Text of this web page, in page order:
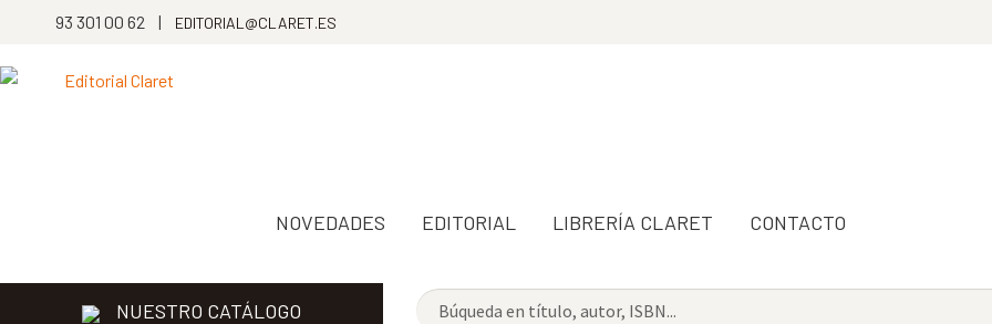
93 301 00 62 | EDITORIAL@CLARET.ES
NOVEDADES EDITORIAL LIBRERÍA CLARET CONTACTO
NUESTRO CATÁLOGO